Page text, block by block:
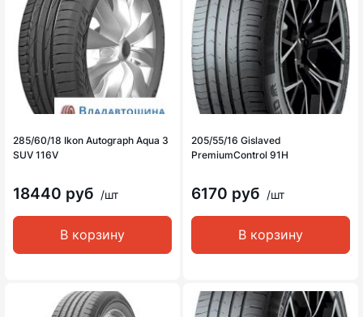
285/60/18 Ikon Autograph Aqua 3
SUV 116V
18440 руб /шт
В корзину
205/55/16 Gislaved
PremiumControl 91H
6170 руб /шт
В корзину